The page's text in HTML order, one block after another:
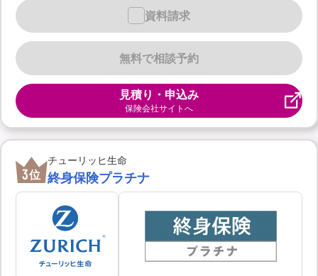
無料で相談予約
資料請求
見積り・申込み
保険会社サイトへ
3位
チューリッヒ生命
終身保険プラチナ